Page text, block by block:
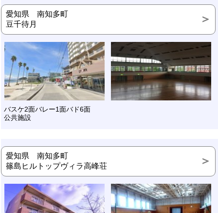
愛知県 南知多町
豆千待月
バスケ2面バレー1面バド6面
公共施設
愛知県 南知多町
篠島ヒルトップヴィラ高峰荘